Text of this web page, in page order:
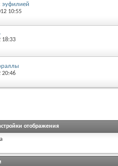
эуфилией
10:55
18:33
20:46
отображения